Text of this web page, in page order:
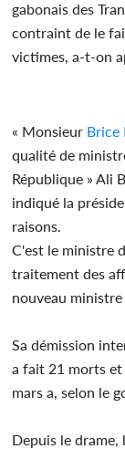
gabonais des
contraint de le
victimes, a-t-on
« Monsieur Brice
qualité de
République » Ali
indiqué la
raisons.
C'est le ministre
traitement des
nouveau
Sa démission
a fait 21 morts
mars a, selon le
Depuis le